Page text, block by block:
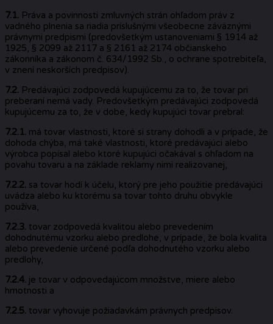
7.1. Práva a povinnosti zmluvných strán ohľadom práv z
vadného plnenia sa riadia príslušnými všeobecne záväznými
právnymi predpismi (predovšetkým ustanoveniami § 1914 až
1925, § 2099 až 2117 a § 2161 až 2174 občianskeho
zákonníka a zákonom č. 634/1992 Sb., o ochrane spotrebiteľa,
v znení neskorších predpisov).
7.2. Predávajúci zodpovedá kupujúcemu za to, že tovar pri
preberaní nemá vady. Predovšetkým predávajúci zodpovedá
kupujúcemu za to, že v dobe, kedy kupujúci tovar prebral:
7.2.1. má tovar vlastnosti, ktoré si strany dohodli a v prípade, že
dohoda chýba, má také vlastnosti, ktoré predávajúci alebo
výrobca popísal alebo ktoré kupujúci očakával s ohľadom na
povahu tovaru a na základe reklamy nimi realizovanej,
7.2.2. sa tovar hodí k účelu, ktorý pre jeho použitie predávajúci
uvádza alebo ku ktorému sa tovar tohto druhu obvykle
používa,
7.2.3. tovar zodpovedá kvalitou alebo prevedením
dohodnutému vzorku alebo predlohe, v prípade, že bola kvalita
alebo prevedenie určené podľa dohodnutého vzorku alebo
predlohy,
7.2.4. je tovar v odpovedajúcom množstve, miere alebo
hmotnosti a
7.2.5. tovar vyhovuje požiadavkám právnych predpisov.